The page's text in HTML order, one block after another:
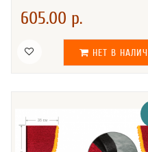
605.00 р.
НЕТ В